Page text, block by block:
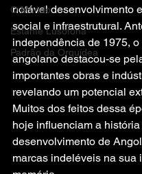
O Mundo
Estante Lusófona
Padrão da Orquídea
notável desenvolvimento
social e infraestrutural.
independência de 1975, o
angolano destacou-se
importantes obras e
revelando um potencial
Muitos dos feitos dessa
hoje influenciam a história
desenvolvimento de
marcas indeléveis na sua